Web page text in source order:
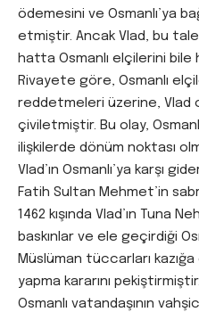
ödemesini ve Osmanlı’ya
etmiştir. Ancak Vlad, bu
hatta Osmanlı elçilerini bile
Rivayete göre, Osmanlı
reddetmeleri üzerine, Vlad
çiviletmiştir. Bu olay,
ilişkilerde dönüm noktası
Vlad’ın Osmanlı’ya karşı
Fatih Sultan Mehmet’in
1462 kışında Vlad’ın Tuna
baskınlar ve ele geçirdiği
Müslüman tüccarları
yapma kararını
Osmanlı vatandaşının